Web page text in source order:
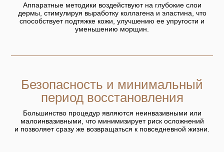
Аппаратные методики воздействуют на глубокие слои
дермы, стимулируя выработку коллагена и эластина, что
способствует подтяжке кожи, улучшению ее упругости и
уменьшению морщин.
Безопасность и минимальный
период восстановления
Большинство процедур являются неинвазивными или
малоинвазивными, что минимизирует риск осложнений
и позволяет сразу же возвращаться к повседневной жизни.